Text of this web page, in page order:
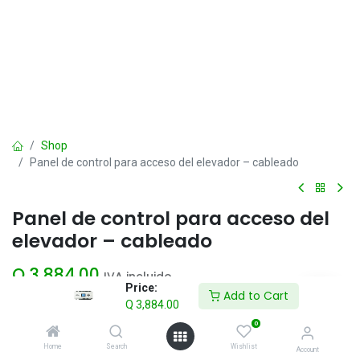
Price:
Q 3,884.00
Add to Cart
Home Search
0
Wishlist Account
Shop
Panel de control para acceso del elevador – cableado
Panel de control para acceso del
elevador – cableado
Q 3,884.00 IVA incluido
Add to Cart